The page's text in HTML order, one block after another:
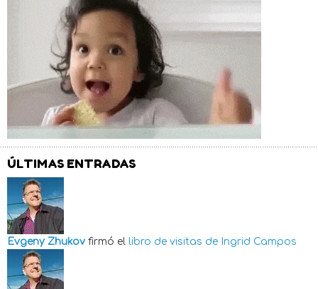
ÚLTIMAS ENTRADAS
Evgeny Zhukov firmó el libro de visitas de Ingrid Campos